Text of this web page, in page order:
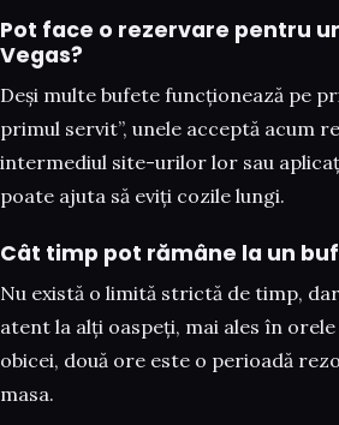
Pot face o rezervare pentru
Vegas?
Deși multe bufete funcționează pe
primul servit”, unele acceptă acum
intermediul site-urilor lor sau
poate ajuta să eviți cozile lungi.
Cât timp pot rămâne la un
Nu există o limită strictă de timp,
atent la alți oaspeți, mai ales în
obicei, două ore este o perioadă
masa.